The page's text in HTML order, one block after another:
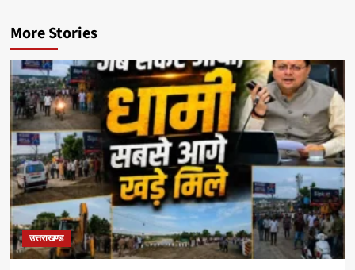
More Stories
उत्तराखण्ड